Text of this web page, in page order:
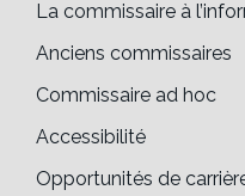
La commissaire à
Anciens commissaires
Commissaire ad hoc
Accessibilité
Opportunités de